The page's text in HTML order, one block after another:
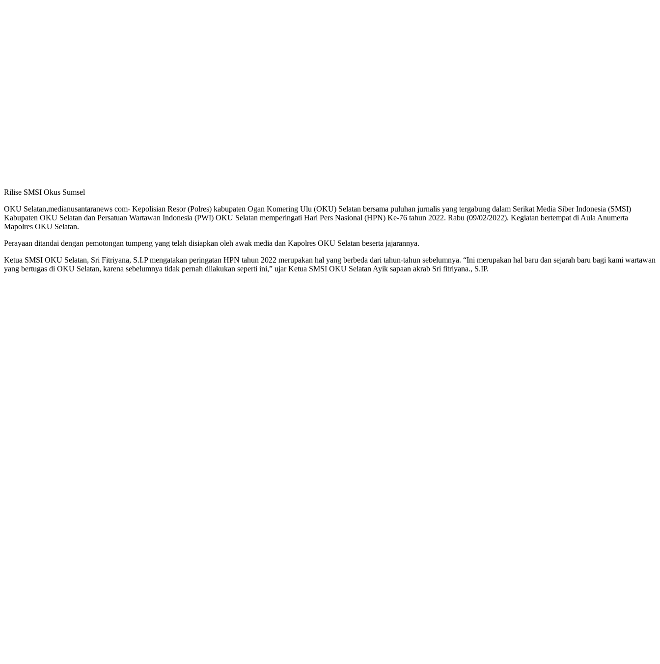
Rilise SMSI Okus Sumsel
OKU Selatan,medianusantaranews com- Kepolisian Resor (Polres) kabupaten Ogan Komering Ulu (OKU) Selatan bersama puluhan jurnalis yang tergabung dalam Serikat Media Siber Indonesia (SMSI)
Kabupaten OKU Selatan dan Persatuan Wartawan Indonesia (PWI) OKU Selatan memperingati Hari Pers Nasional (HPN) Ke-76 tahun 2022. Rabu (09/02/2022). Kegiatan bertempat di Aula Anumerta
Mapolres OKU Selatan.
Perayaan ditandai dengan pemotongan tumpeng yang telah disiapkan oleh awak media dan Kapolres OKU Selatan beserta jajarannya.
Ketua SMSI OKU Selatan, Sri Fitriyana, S.I.P mengatakan peringatan HPN tahun 2022 merupakan hal yang berbeda dari tahun-tahun sebelumnya. “Ini merupakan hal baru dan sejarah baru bagi kami wartawan
yang bertugas di OKU Selatan, karena sebelumnya tidak pernah dilakukan seperti ini,” ujar Ketua SMSI OKU Selatan Ayik sapaan akrab Sri fitriyana., S.IP.